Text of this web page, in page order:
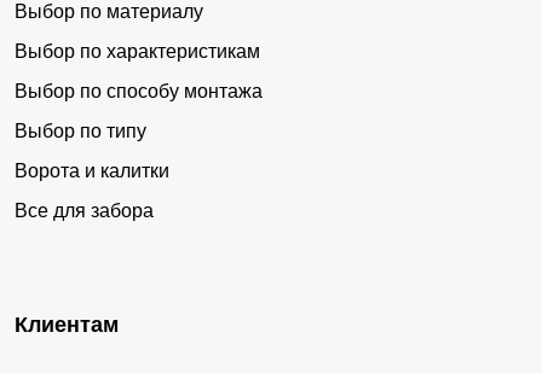
Выбор по материалу
Выбор по характеристикам
Выбор по способу монтажа
Выбор по типу
Ворота и калитки
Все для забора
Клиентам